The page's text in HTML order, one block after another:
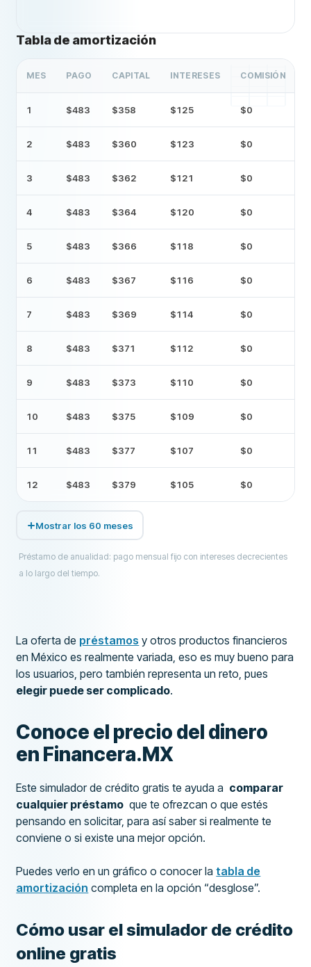
Tabla de amortización
MES PAGO CAPITAL INTERESES COMISIÓN
1 $483 $358 $125 $0
2 $483 $360 $123 $0
3 $483 $362 $121 $0
4 $483 $364 $120 $0
5 $483 $366 $118 $0
6 $483 $367 $116 $0
7 $483 $369 $114 $0
8 $483 $371 $112 $0
9 $483 $373 $110 $0
10 $483 $375 $109 $0
11 $483 $377 $107 $0
12 $483 $379 $105 $0
Mostrar los 60 meses
Préstamo de anualidad: pago mensual fijo con intereses decrecientes
a lo largo del tiempo.
La oferta de préstamos y otros productos financieros
en México es realmente variada, eso es muy bueno para
los usuarios, pero también representa un reto, pues
elegir puede ser complicado.
Conoce el precio del dinero
en Financera.MX
Este simulador de crédito gratis te ayuda a comparar
cualquier préstamo que te ofrezcan o que estés
pensando en solicitar, para así saber si realmente te
conviene o si existe una mejor opción.
Puedes verlo en un gráfico o conocer latabla de
amortización completa en la opción “desglose”.
Cómo usar el simulador de crédito
online gratis